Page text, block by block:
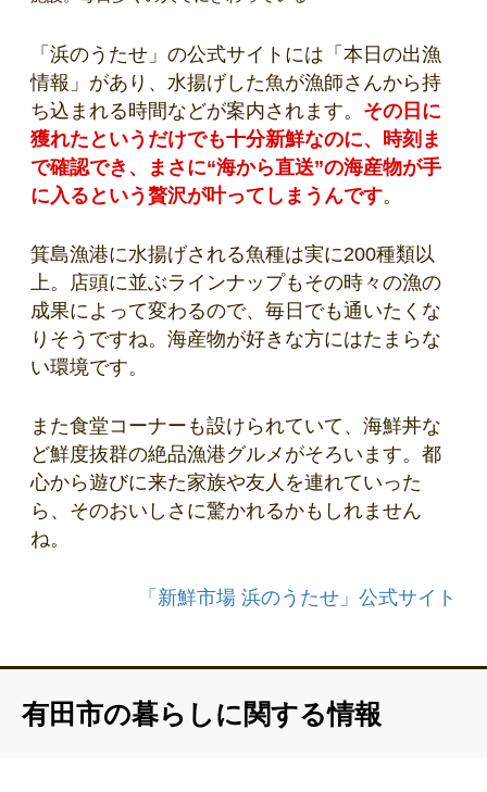
「浜のうたせ」の公式サイトには「本日の出漁
情報」があり、水揚げした魚が漁師さんから持
ち込まれる時間などが案内されます。 その日に
獲れたというだけでも十分新鮮なのに、時刻ま
で確認でき、まさに“海から直送”の海産物が手
に入るという贅沢が叶ってしまうんです。
箕島漁港に水揚げされる魚種は実に200種類以
上。店頭に並ぶラインナップもその時々の漁の
成果によって変わるので、毎日でも通いたくな
りそうですね。海産物が好きな方にはたまらな
い環境です。
また食堂コーナーも設けられていて、海鮮丼な
ど鮮度抜群の絶品漁港グルメがそろいます。都
心から遊びに来た家族や友人を連れていった
ら、そのおいしさに驚かれるかもしれません
ね。
「新鮮市場 浜のうたせ」公式サイト
有田市の暮らしに関する情報